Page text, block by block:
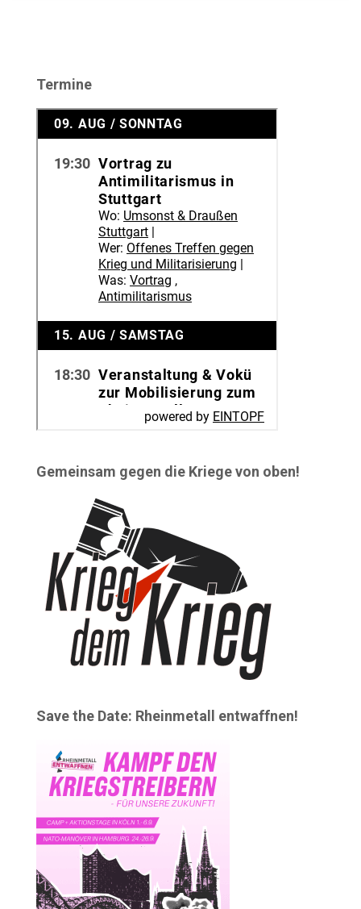
Termine
Gemeinsam gegen die Kriege von oben!
Save the Date: Rheinmetall entwaffnen!